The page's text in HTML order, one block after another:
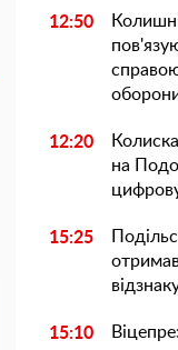
12:50
12:20
на
15:25
15:10